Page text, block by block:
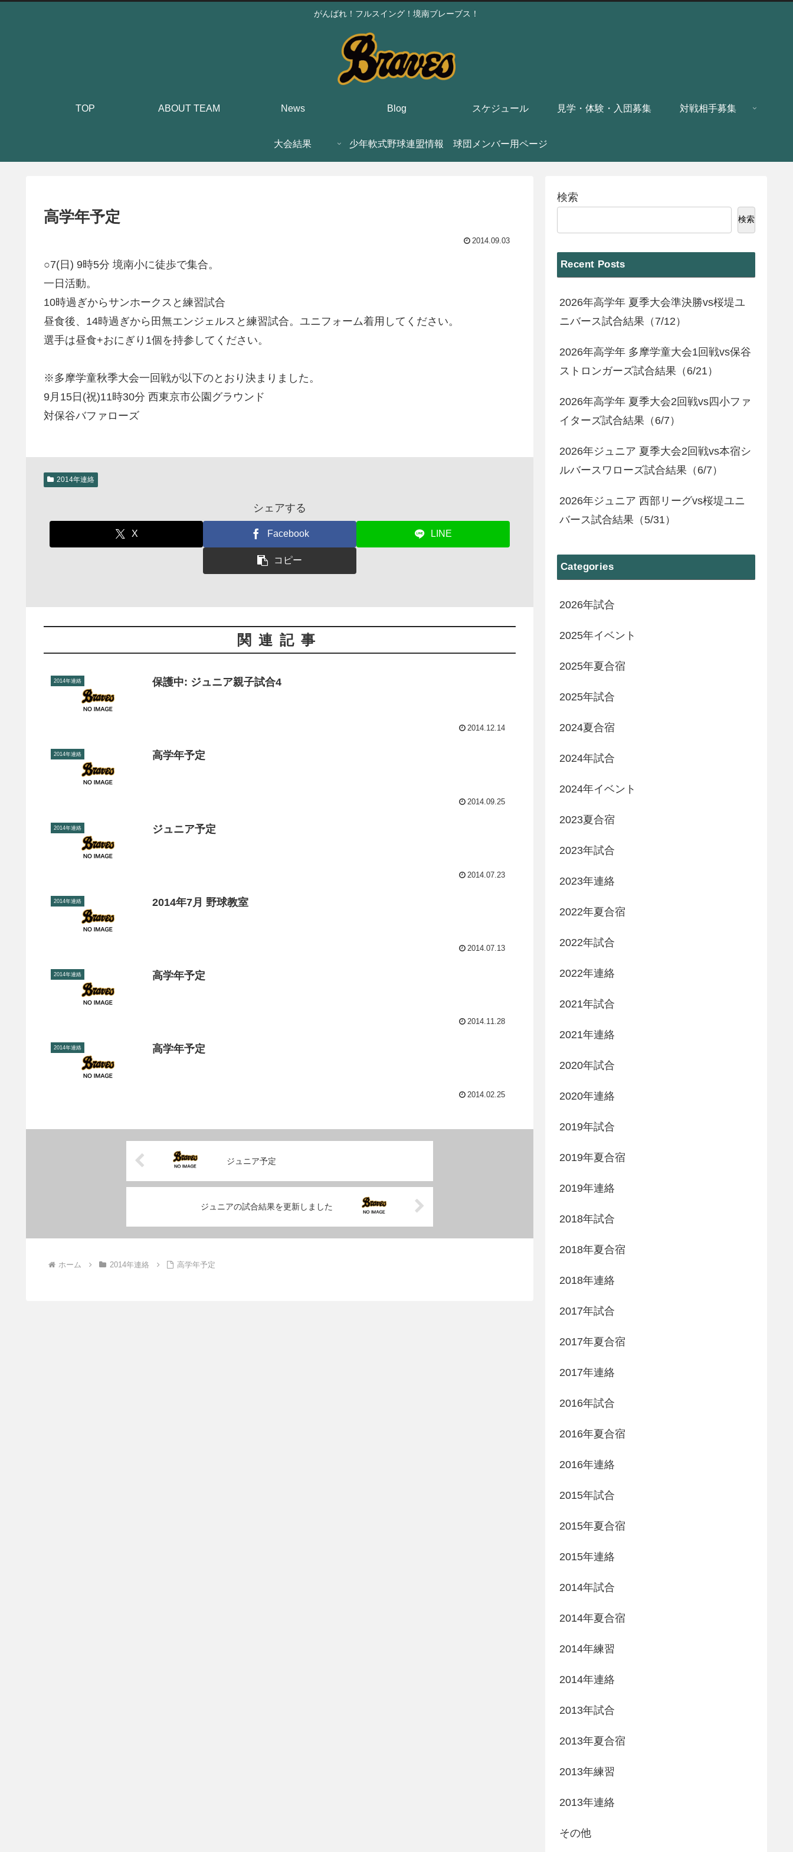
がんばれ！フルスイング！境南ブレーブス！
TOP ABOUT TEAM News Blog スケジュール 見学・体験・入団募集 対戦相手募集
大会結果 少年軟式野球連盟情報 球団メンバー用ページ
高学年予定
2014.09.03
○7(日) 9時5分 境南小に徒歩で集合。
一日活動。
10時過ぎからサンホークスと練習試合
昼食後、14時過ぎから田無エンジェルスと練習試合。ユニフォーム着用してください。
選手は昼食+おにぎり1個を持参してください。
※多摩学童秋季大会一回戦が以下のとおり決まりました。
9月15日(祝)11時30分 西東京市公園グラウンド
対保谷バファローズ
2014年連絡
シェアする
X Facebook LINE
コピー
関連記事
2014年連絡 保護中: ジュニア親子試合4
2014.12.14
2014年連絡 高学年予定
2014.09.25
2014年連絡 ジュニア予定
2014.07.23
2014年連絡 2014年7月 野球教室
2014.07.13
2014年連絡 高学年予定
2014.11.28
2014年連絡 高学年予定
2014.02.25
ジュニア予定
ジュニアの試合結果を更新しました
ホーム 2014年連絡 高学年予定
検索
検索
Recent Posts
2026年高学年 夏季大会準決勝vs桜堤ユ
ニバース試合結果（7/12）
2026年高学年 多摩学童大会1回戦vs保谷
ストロンガーズ試合結果（6/21）
2026年高学年 夏季大会2回戦vs四小ファ
イターズ試合結果（6/7）
2026年ジュニア 夏季大会2回戦vs本宿シ
ルバースワローズ試合結果（6/7）
2026年ジュニア 西部リーグvs桜堤ユニ
バース試合結果（5/31）
Categories
2026年試合
2025年イベント
2025年夏合宿
2025年試合
2024夏合宿
2024年試合
2024年イベント
2023夏合宿
2023年試合
2023年連絡
2022年夏合宿
2022年試合
2022年連絡
2021年試合
2021年連絡
2020年試合
2020年連絡
2019年試合
2019年夏合宿
2019年連絡
2018年試合
2018年夏合宿
2018年連絡
2017年試合
2017年夏合宿
2017年連絡
2016年試合
2016年夏合宿
2016年連絡
2015年試合
2015年夏合宿
2015年連絡
2014年試合
2014年夏合宿
2014年練習
2014年連絡
2013年試合
2013年夏合宿
2013年練習
2013年連絡
その他